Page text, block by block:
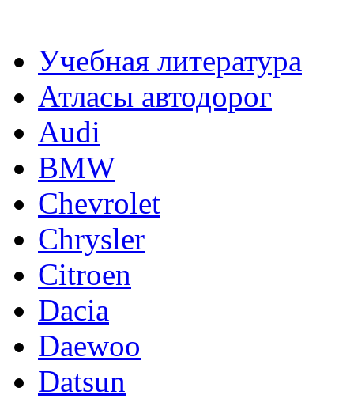
Учебная литература
Атласы автодорог
Audi
BMW
Chevrolet
Chrysler
Citroen
Dacia
Daewoo
Datsun